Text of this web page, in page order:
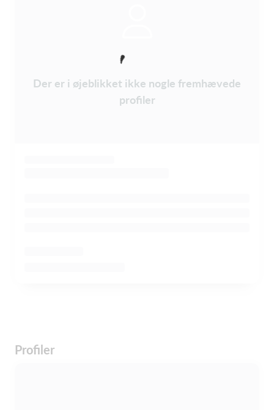
Der er i øjeblikket ikke nogle fremhævede
profiler
Profiler